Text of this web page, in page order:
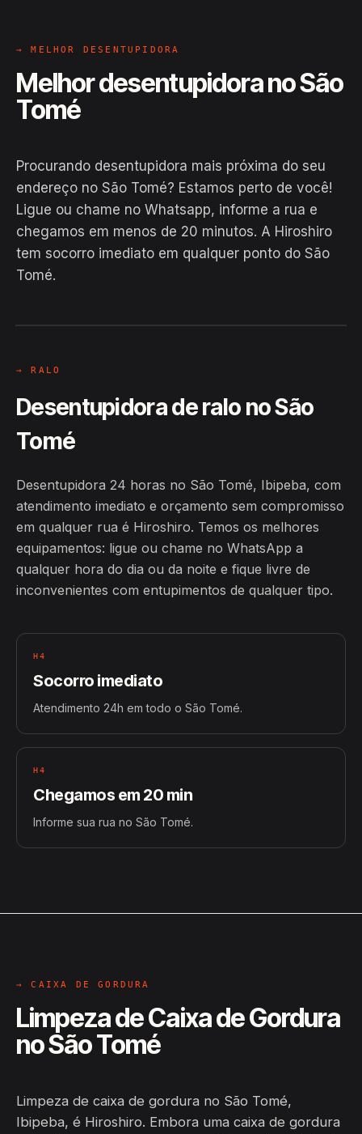
→ MELHOR DESENTUPIDORA
Melhor desentupidora no São
Tomé
Procurando desentupidora mais próxima do seu
endereço no São Tomé? Estamos perto de você!
Ligue ou chame no Whatsapp, informe a rua e
chegamos em menos de 20 minutos. A Hiroshiro
tem socorro imediato em qualquer ponto do São
Tomé.
EM CAMPO
→ RALO
Desentupidora de ralo no São
Tomé
Desentupidora 24 horas no São Tomé, Ibipeba, com
atendimento imediato e orçamento sem compromisso
em qualquer rua é Hiroshiro. Temos os melhores
equipamentos: ligue ou chame no WhatsApp a
qualquer hora do dia ou da noite e fique livre de
inconvenientes com entupimentos de qualquer tipo.
H4
Socorro imediato
Atendimento 24h em todo o São Tomé.
H4
Chegamos em 20 min
Informe sua rua no São Tomé.
→ CAIXA DE GORDURA
Limpeza de Caixa de Gordura
no São Tomé
Limpeza de caixa de gordura no São Tomé,
Ibipeba, é Hiroshiro. Embora uma caixa de gordura